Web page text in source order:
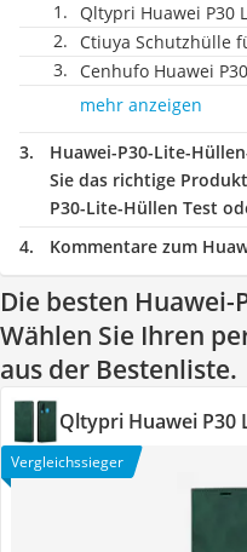
Qltypri Huawei P30
Ctiuya Schutzhülle
Cenhufo Huawei
mehr anzeigen
Huawei-P30-Lite-
Sie das richtige
P30-Lite-Hüllen Test
Kommentare zum
Die besten Huawei-
Wählen Sie Ihren
aus der Bestenliste.
Qltypri Huawei P30
Vergleichssieger